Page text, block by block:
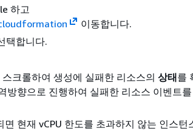
하고
이동합니다.
택합니다.
크롤하여 생성에 실패한 리소스의 상태를
방향으로 진행하여 실패한 리소스 이벤트
현재 vCPU 한도를 초과하지 않는 인스턴